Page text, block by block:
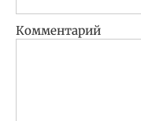
Комментарий